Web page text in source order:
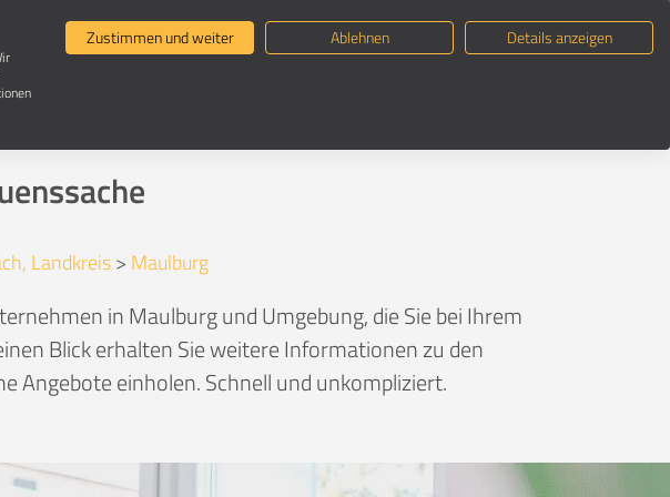
Umzugsunternehmen suchen Umzugsratgeber
Maulburg
Landkreis> Maulburg
in Maulburg und Umgebung, die Sie bei Ihrem
Blick erhalten Sie weitere Informationen zu den
Angebote einholen. Schnell und unkompliziert.
Zustimmen und weiter Ablehnen Details anzeigen